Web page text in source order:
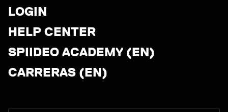
LOGIN
HELP CENTER
SPIIDEO ACADEMY (EN)
CARRERAS (EN)